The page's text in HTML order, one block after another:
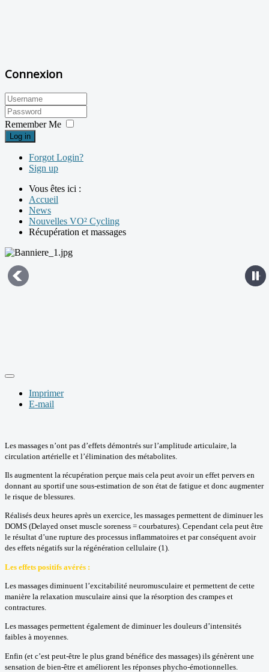
Connexion
Remember Me
Log in
Forgot Login?
Sign up
Vous êtes ici :
Accueil
News
Nouvelles VO² Cycling
Récupération et massages
Imprimer
E-mail
Les massages n’ont pas d’effets démontrés sur l’amplitude articulaire, la
circulation artérielle et l’élimination des métabolites.
Ils augmentent la récupération perçue mais cela peut avoir un effet pervers en
donnant au sportif une sous-estimation de son état de fatigue et donc augmenter
le risque de blessures.
Réalisés deux heures après un exercice, les massages permettent de diminuer les
DOMS (Delayed onset muscle soreness = courbatures). Cependant cela peut être
le résultat d’une rupture des processus inflammatoires et par conséquent avoir
des effets négatifs sur la régénération cellulaire (1).
Les effets positifs avérés :
Les massages diminuent l’excitabilité neuromusculaire et permettent de cette
manière la relaxation musculaire ainsi que la résorption des crampes et
contractures.
Les massages permettent également de diminuer les douleurs d’intensités
faibles à moyennes.
Enfin (et c’est peut-être le plus grand bénéfice des massages) ils génèrent une
sensation de bien-être et améliorent les réponses phycho-émotionnelles.